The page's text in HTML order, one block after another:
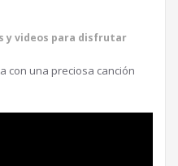
y videos para disfrutar
con una preciosa canción